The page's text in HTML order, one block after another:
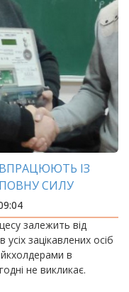
ІЗ
СИЛУ
залежить від
зацікавлених осіб
в
не викликає.